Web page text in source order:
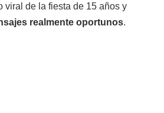
viral de la fiesta de 15 años y
realmente oportunos.